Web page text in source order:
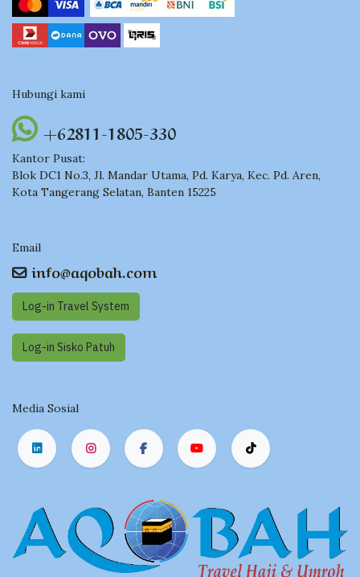
Hubungi kami
+62811-1805-330
Kantor Pusat:
Blok DC1 No.3, Jl. Mandar Utama, Pd. Karya, Kec. Pd. Aren,
Kota Tangerang Selatan, Banten 15225
Email
info@aqobah.com
Log-in Travel System
Log-in Sisko Pat​​uh
Media Sosial